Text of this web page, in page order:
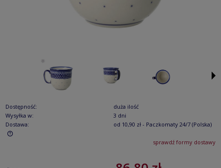
Dostępność:
duża ilość
Wysyłka w:
3 dni
Dostawa:
od 10,90 zł - Paczkomaty 24/7 (Polska)
Cena nie zawiera ewentualnych kosztów płatnościsprawdź formy dostawy